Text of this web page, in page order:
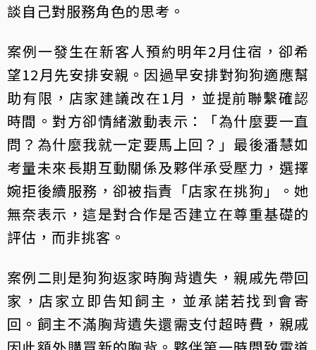
談自己對服務角色的思考。
案例一發生在新客人預約明年2月住宿，卻希
望12月先安排安親。因過早安排對狗狗適應幫
助有限，店家建議改在1月，並提前聯繫確認
時間。對方卻情緒激動表示：「為什麼要一直
問？為什麼我就一定要馬上回？」最後潘慧如
考量未來長期互動關係及夥伴承受壓力，選擇
婉拒後續服務，卻被指責「店家在挑狗」。她
無奈表示，這是對合作是否建立在尊重基礎的
評估，而非挑客。
案例二則是狗狗返家時胸背遺失，親戚先帶回
家，店家立即告知飼主，並承諾若找到會寄
回。飼主不滿胸背遺失還需支付超時費，親戚